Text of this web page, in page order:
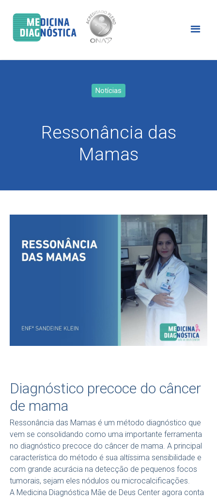
Notícias
Ressonância das
Mamas
Diagnóstico precoce do câncer
de mama
Ressonância das Mamas é um método diagnóstico que
vem se consolidando como uma importante ferramenta
no diagnóstico precoce do câncer de mama. A principal
característica do método é sua altíssima sensibilidade e
com grande acurácia na detecção de pequenos focos
tumorais, sejam eles nódulos ou microcalcificações.
A Medicina Diagnóstica Mãe de Deus Center agora conta